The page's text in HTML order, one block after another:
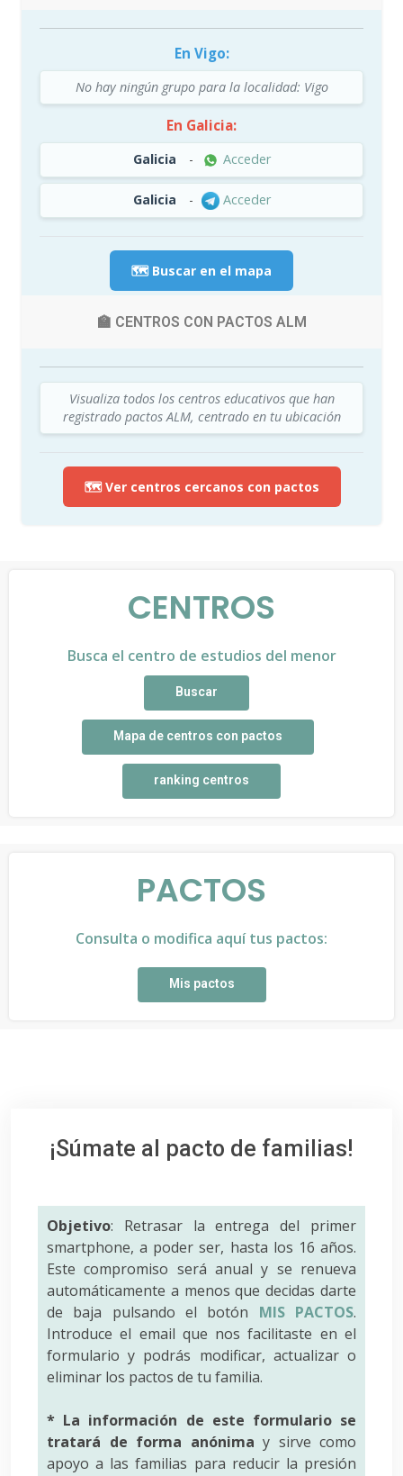
En Vigo:
No hay ningún grupo para la localidad: Vigo
En Galicia:
Galicia - Acceder
Galicia - Acceder
🗺️ Buscar en el mapa
🏫 CENTROS CON PACTOS ALM
Visualiza todos los centros educativos que han
registrado pactos ALM, centrado en tu ubicación
🗺️ Ver centros cercanos con pactos
CENTROS
Busca el centro de estudios del menor
Buscar
Mapa de centros con pactos
ranking centros
PACTOS
Consulta o modifica aquí tus pactos:
Mis pactos
¡Súmate al pacto de familias!
Objetivo: Retrasar la entrega del primer
smartphone, a poder ser, hasta los 16 años.
Este compromiso será anual y se renueva
automáticamente a menos que decidas darte
de baja pulsando el botón MIS PACTOS.
Introduce el email que nos facilitaste en el
formulario y podrás modificar, actualizar o
eliminar los pactos de tu familia.
* La información de este formulario se
tratará de forma anónima y sirve como
apoyo a las familias para reducir la presión